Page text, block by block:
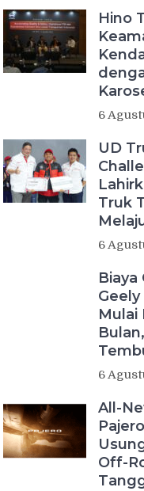
Hino
6
UD
Truk
6
Biaya
Geely
Mulai
6
All-
Off-